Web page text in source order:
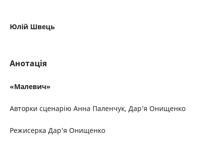
Юлій Швець
Анотація
«Малевич»
Авторки сценарію Анна Паленчук, Дар’я Онищенко
Режисерка Дар’я Онищенко